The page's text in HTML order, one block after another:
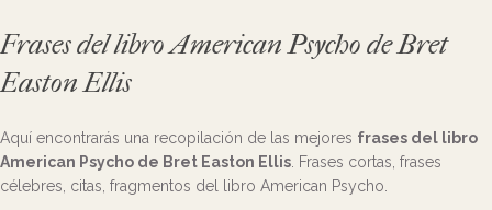
Frases del libro American Psycho de Bret
Easton Ellis
Aquí encontrarás una recopilación de las mejores frases del libro
American Psycho de Bret Easton Ellis . Frases cortas, frases
célebres, citas, fragmentos del libro American Psycho.